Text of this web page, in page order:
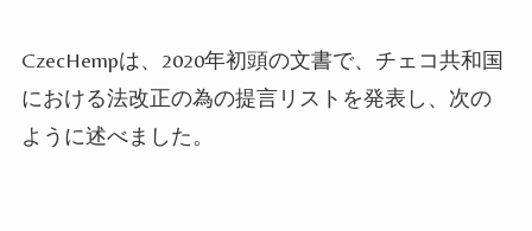
CzecHempは、2020年初頭の文書で、チェコ共和国
における法改正の為の提言リストを発表し、次の
ように述べました。